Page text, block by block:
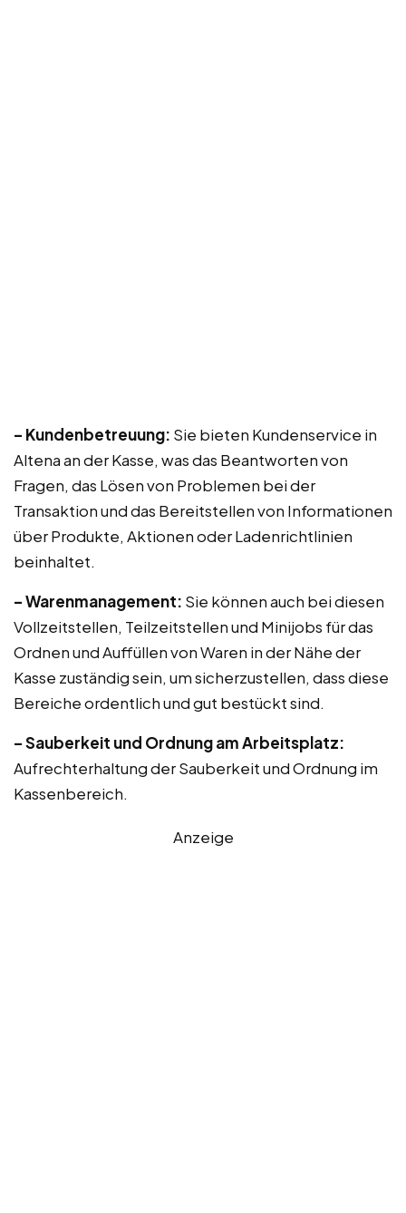
– Kundenbetreuung: Sie bieten Kundenservice in
Altena an der Kasse, was das Beantworten von
Fragen, das Lösen von Problemen bei der
Transaktion und das Bereitstellen von Informationen
über Produkte, Aktionen oder Ladenrichtlinien
beinhaltet.
– Warenmanagement: Sie können auch bei diesen
Vollzeitstellen, Teilzeitstellen und Minijobs für das
Ordnen und Auffüllen von Waren in der Nähe der
Kasse zuständig sein, um sicherzustellen, dass diese
Bereiche ordentlich und gut bestückt sind.
– Sauberkeit und Ordnung am Arbeitsplatz:
Aufrechterhaltung der Sauberkeit und Ordnung im
Kassenbereich.
Anzeige